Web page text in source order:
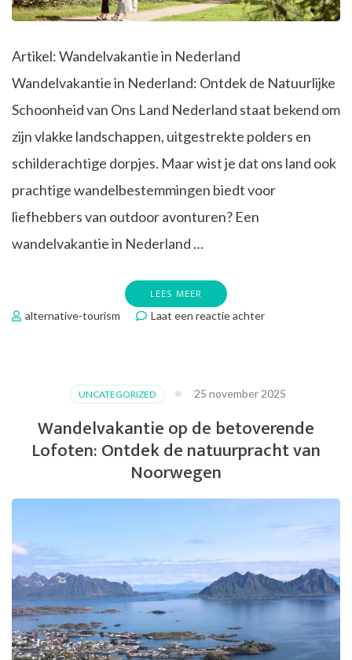
Artikel: Wandelvakantie in Nederland
Wandelvakantie in Nederland: Ontdek de Natuurlijke
Schoonheid van Ons Land Nederland staat bekend om
zijn vlakke landschappen, uitgestrekte polders en
schilderachtige dorpjes. Maar wist je dat ons land ook
prachtige wandelbestemmingen biedt voor
liefhebbers van outdoor avonturen? Een
wandelvakantie in Nederland …
LEES MEER
alternative-tourism Laat een reactie achterop
van
met
een
UNCATEGORIZED 25 november 2025
Wandelvakantie op de betoverende
Lofoten: Ontdek de natuurpracht van
Noorwegen